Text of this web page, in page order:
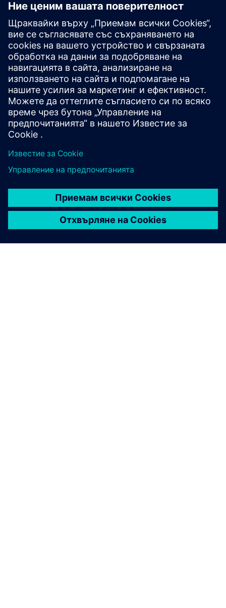
актесис GmbH
ръководство за потребителя/ Техническа
документация
Допълнителна информация
Бележки за изданието
Предпоставки
Industrial Edge Hub Access
Common Configurator (необходим за конфигуриране на
конектори)